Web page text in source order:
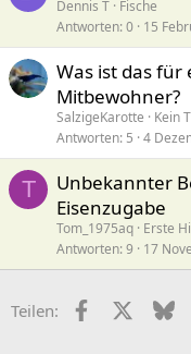
Dennis T Fische
Antworten 0 15
Was ist das
Mitbewohner?
SalzigeKarotte
Kein
Antworten 5 4
T
Unbekannter
Eisenzugabe
Tom_1975aq Erste
Antworten 9 17
Teilen: Facebook
X